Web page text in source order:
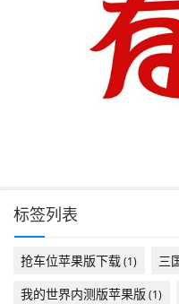
标签列表
抢车位苹果版下载(1) 三
我的世界内测版苹果版 (1)